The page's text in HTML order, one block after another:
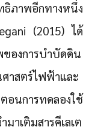
ภาพอีกทางหนึ่ง
(2015) ได้
องการบำบัดดิน
าสตร์ไฟฟ้าและ
อนการทดลองใช้
าเติมสารคีเลเต